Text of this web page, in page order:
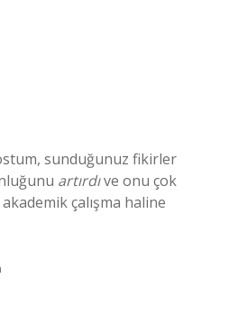
sunduğunuz fikirler
artırdıve onu çok
çalışma haline